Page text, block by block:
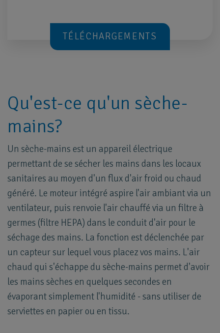
TÉLÉCHARGEMENTS
Qu'est-ce qu'un sèche-
mains?
Un sèche-mains est un appareil électrique
permettant de se sécher les mains dans les locaux
sanitaires au moyen d'un flux d'air froid ou chaud
généré. Le moteur intégré aspire l'air ambiant via un
ventilateur, puis renvoie l'air chauffé via un filtre à
germes (filtre HEPA) dans le conduit d'air pour le
séchage des mains. La fonction est déclenchée par
un capteur sur lequel vous placez vos mains. L'air
chaud qui s'échappe du sèche-mains permet d'avoir
les mains sèches en quelques secondes en
évaporant simplement l'humidité - sans utiliser de
serviettes en papier ou en tissu.